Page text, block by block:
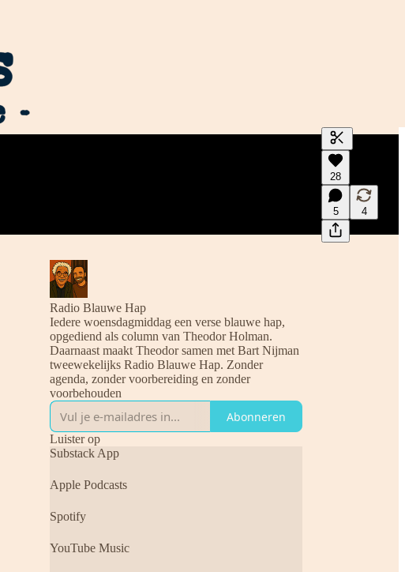
Genereer
Een
en bewerken
28
5 4
Radio Blauwe Hap
Iedere woensdagmiddag een verse blauwe hap,
opgediend als column van Theodor Holman.
Daarnaast maakt Theodor samen met Bart Nijman
tweewekelijks Radio Blauwe Hap. Zonder
agenda, zonder voorbereiding en zonder
voorbehouden
Abonneren
Luister op
Substack App
Apple Podcasts
Spotify
YouTube Music